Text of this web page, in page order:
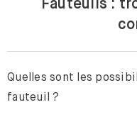
Fauteuils :
Quelles sont les
fauteuil ?